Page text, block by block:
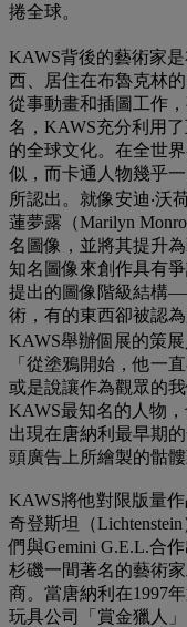
捲全球。
KAWS背後的藝術家
西、居住在布魯克林
從事動畫和插圖工作
名，KAWS充分利用
的全球文化。在全世
似，而卡通人物幾乎
所認出。就像安迪‧沃
蓮夢露（Marilyn
名圖像，並將其提升
知名圖像來創作具有
提出的圖像階級結構
術，有的東西卻被認
KAWS舉辦個展的策展
「從塗鴉開始，他一
或是說讓作為觀眾的
KAWS最知名的人物
出現在唐納利最早期
頭廣告上所繪製的骷髏
KAWS將他對限版量
奇登斯坦（
們與Gemini G.E.L.合
杉磯一間著名的藝術
商。當唐納利在1997
玩具公司「賞金獵人